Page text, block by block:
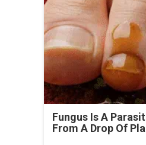
Fungus Is A
From A Drop Of